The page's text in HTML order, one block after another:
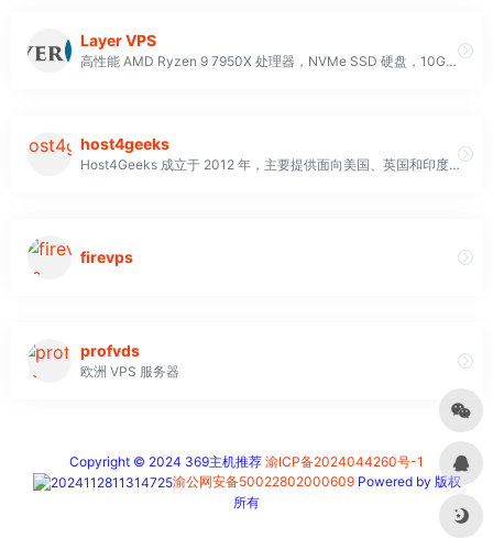
Layer VPS
高性能 AMD Ryzen 9 7950X 处理器，NVMe SSD 硬盘，10Gbps 端口，超高性价比 VPS 主机
host4geeks
Host4Geeks 成立于 2012 年，主要提供面向美国、英国和印度市场的数字解决方案。自那时起，他们已托管了超过 100,000 个网站。在他们的合作伙伴中，我们可以提到：cPanel、WHMCS、DirectAdmin、LiteSpeed 和 Softaculous，它也是 ARIN 成员
firevps
profvds
欧洲 VPS 服务器
Copyright © 2024 369主机推荐 渝ICP备2024044260号-1
渝公网安备50022802000609Powered by 版权
所有